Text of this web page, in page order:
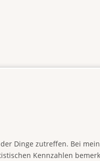
Dinge zutreffen. Bei
Kennzahlen